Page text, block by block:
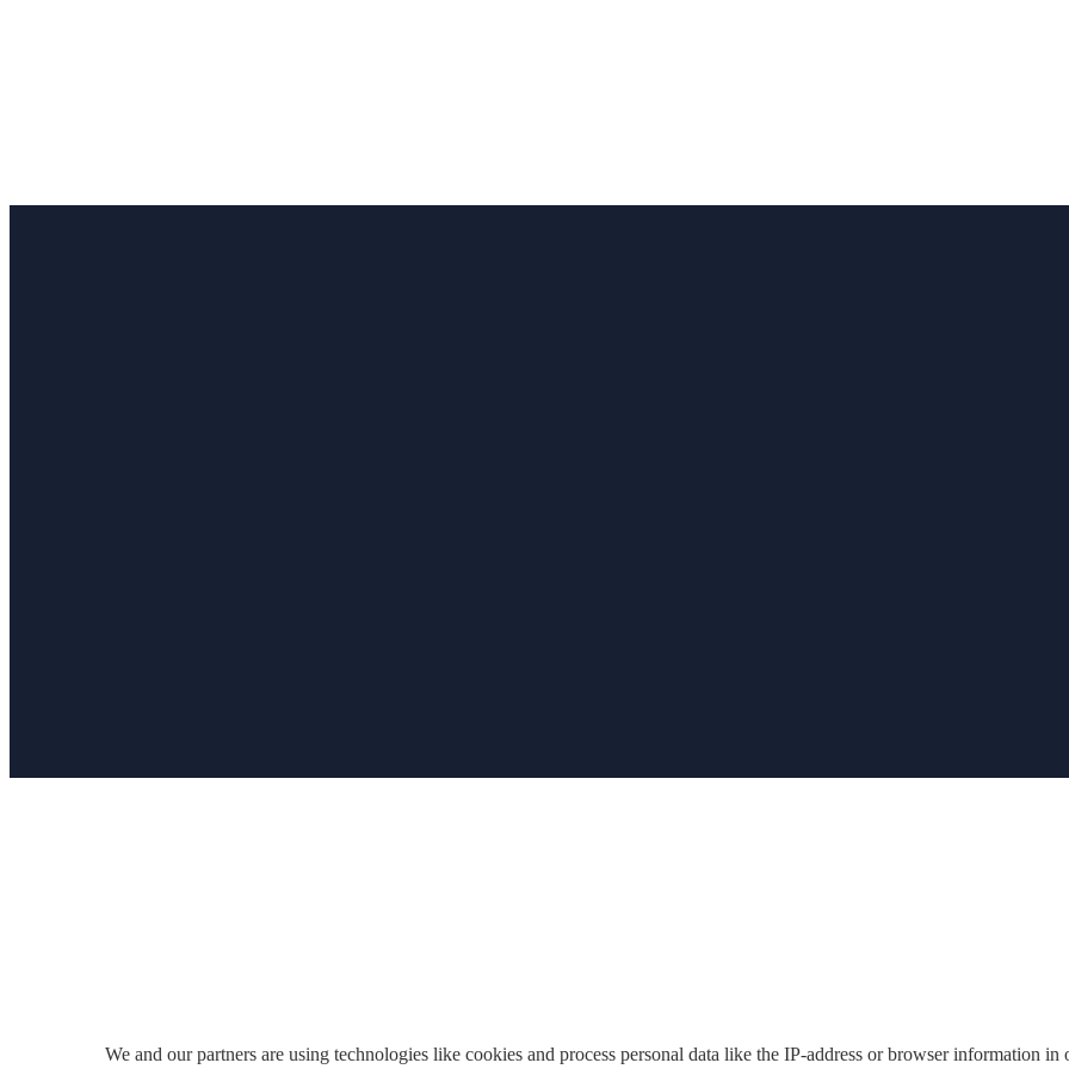
We and our partners are using technologies like cookies and process personal data like the IP-address or browser information